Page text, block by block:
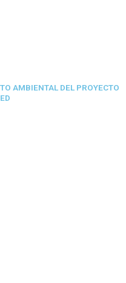
AMBIENTAL DEL PROYECTO